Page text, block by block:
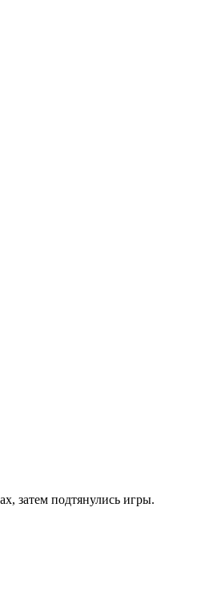
затем подтянулись игры.